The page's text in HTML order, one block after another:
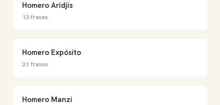
Homero Aridjis
13 frases
Homero Expósito
21 frases
Homero Manzi